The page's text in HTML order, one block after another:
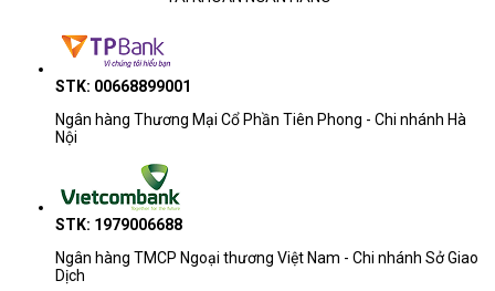
STK: 00668899001
Ngân hàng Thương Mại Cổ Phần Tiên Phong - Chi nhánh Hà
Nội
STK: 1979006688
Ngân hàng TMCP Ngoại thương Việt Nam - Chi nhánh Sở Giao
Dịch